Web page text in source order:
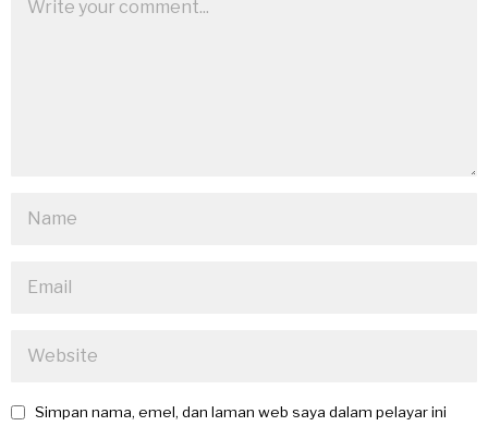
Simpan nama, emel, dan laman web saya dalam pelayar ini